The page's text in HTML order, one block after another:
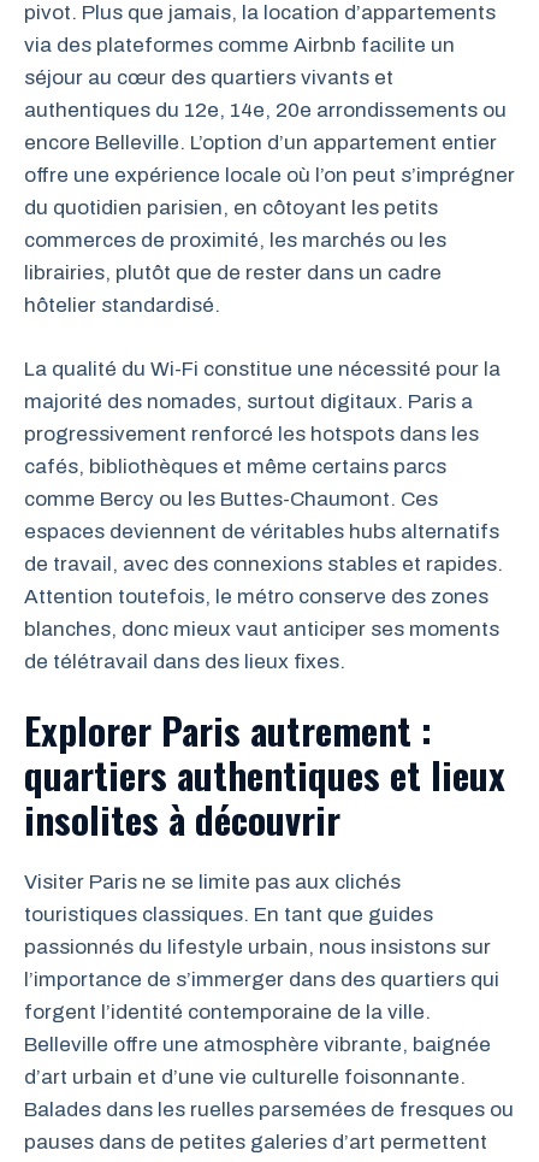
pivot. Plus que jamais, la location d’appartements
via des plateformes comme Airbnb facilite un
séjour au cœur des quartiers vivants et
authentiques du 12e, 14e, 20e arrondissements ou
encore Belleville. L’option d’un appartement entier
offre une expérience locale où l’on peut s’imprégner
du quotidien parisien, en côtoyant les petits
commerces de proximité, les marchés ou les
librairies, plutôt que de rester dans un cadre
hôtelier standardisé.
La qualité du Wi-Fi constitue une nécessité pour la
majorité des nomades, surtout digitaux. Paris a
progressivement renforcé les hotspots dans les
cafés, bibliothèques et même certains parcs
comme Bercy ou les Buttes-Chaumont. Ces
espaces deviennent de véritables hubs alternatifs
de travail, avec des connexions stables et rapides.
Attention toutefois, le métro conserve des zones
blanches, donc mieux vaut anticiper ses moments
de télétravail dans des lieux fixes.
Explorer Paris autrement :
quartiers authentiques et lieux
insolites à découvrir
Visiter Paris ne se limite pas aux clichés
touristiques classiques. En tant que guides
passionnés du lifestyle urbain, nous insistons sur
l’importance de s’immerger dans des quartiers qui
forgent l’identité contemporaine de la ville.
Belleville offre une atmosphère vibrante, baignée
d’art urbain et d’une vie culturelle foisonnante.
Balades dans les ruelles parsemées de fresques ou
pauses dans de petites galeries d’art permettent